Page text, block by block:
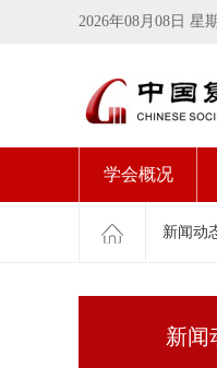
2026年08月08日 星
学会概况
新闻动
新闻